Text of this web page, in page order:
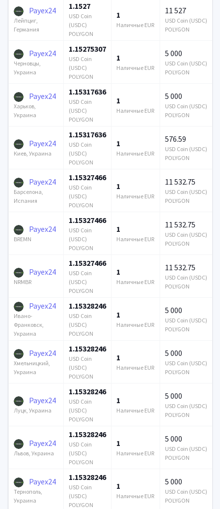
Payex24
Лейпциг,
Германия
1.1527
USD Coin
(USDC)
POLYGON
1
Наличные EUR
11 527
USD Coin (USDC)
POLYGON
Payex24
Черновцы,
Украина
1.15275307
USD Coin
(USDC)
POLYGON
1
Наличные EUR
5 000
USD Coin (USDC)
POLYGON
Payex24
Харьков,
Украина
1.15317636
USD Coin
(USDC)
POLYGON
1
Наличные EUR
5 000
USD Coin (USDC)
POLYGON
Payex24
Киев, Украина
1.15317636
USD Coin
(USDC)
POLYGON
1
Наличные EUR
576.59
USD Coin (USDC)
POLYGON
Payex24
Барселона,
Испания
1.15327466
USD Coin
(USDC)
POLYGON
1
Наличные EUR
11 532.75
USD Coin (USDC)
POLYGON
Payex24
BREMN
1.15327466
USD Coin
(USDC)
POLYGON
1
Наличные EUR
11 532.75
USD Coin (USDC)
POLYGON
Payex24
NRMBR
1.15327466
USD Coin
(USDC)
POLYGON
1
Наличные EUR
11 532.75
USD Coin (USDC)
POLYGON
Payex24
Ивано-
Франковск,
Украина
1.15328246
USD Coin
(USDC)
POLYGON
1
Наличные EUR
5 000
USD Coin (USDC)
POLYGON
Payex24
Хмельницкий,
Украина
1.15328246
USD Coin
(USDC)
POLYGON
1
Наличные EUR
5 000
USD Coin (USDC)
POLYGON
Payex24
Луцк, Украина
1.15328246
USD Coin
(USDC)
POLYGON
1
Наличные EUR
5 000
USD Coin (USDC)
POLYGON
Payex24
Львов, Украина
1.15328246
USD Coin
(USDC)
POLYGON
1
Наличные EUR
5 000
USD Coin (USDC)
POLYGON
Payex24
Тернополь,
Украина
1.15328246
USD Coin
(USDC)
POLYGON
1
Наличные EUR
5 000
USD Coin (USDC)
POLYGON